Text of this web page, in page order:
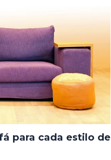
para cada estilo de